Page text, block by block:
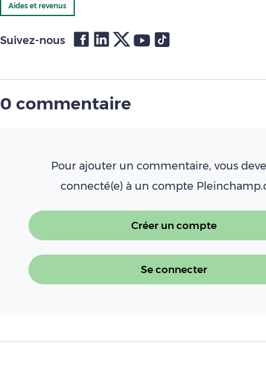
Aides et revenus
Suivez-nous
0 commentaire
Pour ajouter un commentaire, vous
connecté(e) à un compte
Créer un compte
Se connecter